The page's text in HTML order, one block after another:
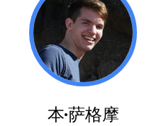
本·萨格摩